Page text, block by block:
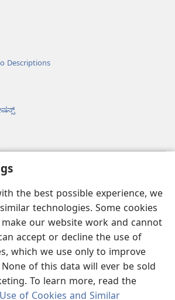
the best possible experience, we
technologies. Some cookies
our website work and cannot
accept or decline the use of
which we use only to improve
of this data will ever be sold
To learn more, read the
Descriptions
ಲೈಬ್ರರಿ